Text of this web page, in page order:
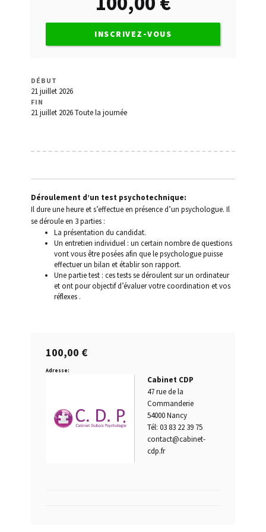
Conduite sans permis
Déroulement d’un test psychotechnique
Invalidation du permis
Médecins agréés
Mon Compte
Panier
Permis à points
Permis blanc
Permis probatoire
Quand passer un test psychotechnique ?
Questions fréquentes
Qui est concerné par les tests psychotechniques ?
INSCRIVEZ-VOUS
DÉBUT
21 juillet 2026
FIN
21 juillet 2026Toute la journée
Déroulement d’un test psychotechnique:
Il dure une heure et s’effectue en présence d’un psychologue. Il
se déroule en 3 parties :
La présentation du candidat.
Un entretien individuel : un certain nombre de questions
vont vous être posées afin que le psychologue puisse
effectuer un bilan et établir son rapport.
Une partie test : ces tests se déroulent sur un ordinateur
et ont pour objectif d’évaluer votre coordination et vos
réflexes .
100,00 €
Adresse:
Cabinet CDP
47 rue de la
Commanderie
54000 Nancy
Tél: 03 83 22 39 75
contact@cabinet-
cdp.fr